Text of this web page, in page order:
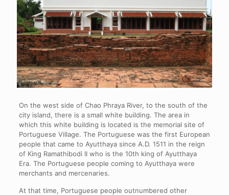
On the west side of Chao Phraya River, to the south of the
city island, there is a small white building. The area in
which this white building is located is the memorial site of
Portuguese Village. The Portuguese was the first European
people that came to Ayutthaya since A.D. 1511 in the reign
of King Ramathibodi II who is the 10th king of Ayutthaya
Era. The Portuguese people coming to Ayutthaya were
merchants and mercenaries.
At that time, Portuguese people outnumbered other